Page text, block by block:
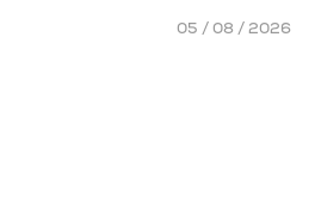
05 / 08 / 2026